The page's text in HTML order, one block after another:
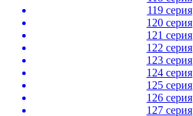
119 серия
120 серия
121 серия
122 серия
123 серия
124 серия
125 серия
126 серия
127 серия